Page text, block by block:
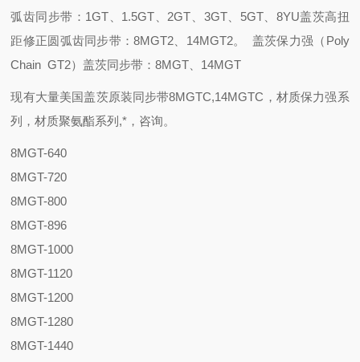
弧齿同步带：1GT、1.5GT、2GT、3GT、5GT、8YU盖茨高扭
距修正圆弧齿同步带：8MGT2、14MGT2。 盖茨保力强（Poly
Chain GT2）盖茨同步带：8MGT、14MGT
现有大量美国盖茨原装同步带8MGTC,14MGTC，材质保力强系
列，材质聚氨酯系列 ,*，咨询。
8MGT-640
8MGT-720
8MGT-800
8MGT-896
8MGT-1000
8MGT-1120
8MGT-1200
8MGT-1280
8MGT-1440